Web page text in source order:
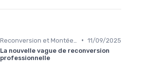
• 11/09/2025
La nouvelle vague de reconversion
professionnelle